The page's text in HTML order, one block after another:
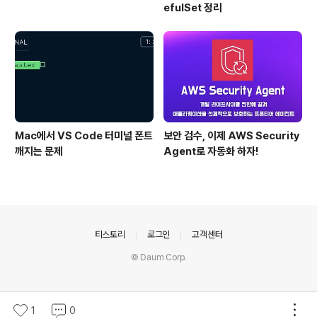
efulSet 정리
Mac에서 VS Code 터미널 폰트
깨지는 문제
보안 검수, 이제 AWS Security
Agent로 자동화 하자!
1 0
티스토리 로그인 고객센터
© Daum Corp.